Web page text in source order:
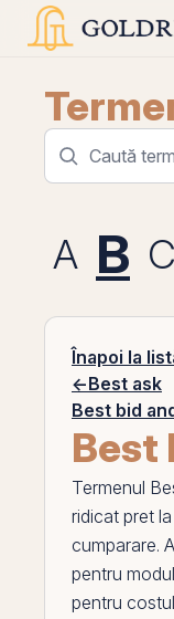
A B C
Înapoi la
←Best ask
Best bid
Best
Termenul
ridicat pret
cumparare.
pentru
pentru